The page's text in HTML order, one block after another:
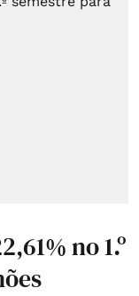
no 1.º